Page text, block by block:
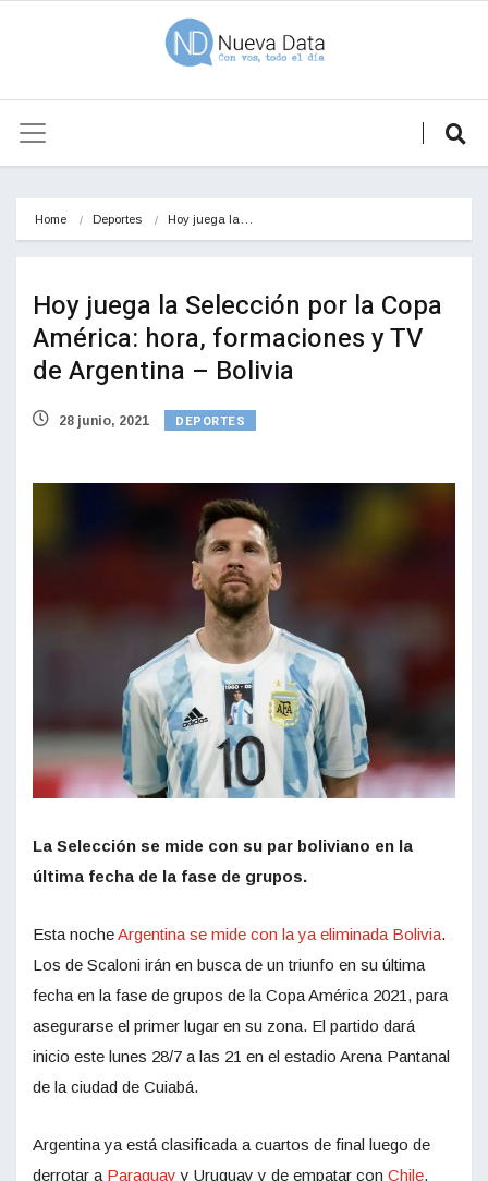
Home Deportes Hoy juega la…
Hoy juega la Selección por la Copa
América: hora, formaciones y TV
de Argentina – Bolivia
28 junio, 2021 DEPORTES
La Selección se mide con su par boliviano en la
última fecha de la fase de grupos.
Esta nocheArgentina se mide con la ya eliminada Bolivia.
Los de Scaloni irán en busca de un triunfo en su última
fecha en la fase de grupos de la Copa América 2021, para
asegurarse el primer lugar en su zona. El partido ​dará
inicio este lunes 28/7 a las 21 en el estadio Arena Pantanal
de la ciudad de Cuiabá.
Argentina ya está clasificada a cuartos de final luego de
derrotar a Paraguayy Uruguay y de empatar con Chile.